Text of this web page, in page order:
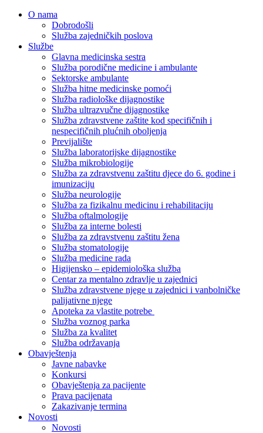
O nama
Dobrodošli
Služba zajedničkih poslova
Službe
Glavna medicinska sestra
Služba porodične medicine i ambulante
Sektorske ambulante
Služba hitne medicinske pomoći
Služba radiološke dijagnostike
Služba ultrazvučne dijagnostike
Služba zdravstvene zaštite kod specifičnih i
nespecifičnih plućnih oboljenja
Previjalište
Služba laboratorijske dijagnostike
Služba mikrobiologije
Služba za zdravstvenu zaštitu djece do 6. godine i
imunizaciju
Služba neurologije
Služba za fizikalnu medicinu i rehabilitaciju
Služba oftalmologije
Služba za interne bolesti
Služba za zdravstvenu zaštitu žena
Služba stomatologije
Služba medicine rada
Higijensko – epidemiološka služba
Centar za mentalno zdravlje u zajednici
Služba zdravstvene njege u zajednici i vanbolničke
palijativne njege
Apoteka za vlastite potrebe
Služba voznog parka
Služba za kvalitet
Služba održavanja
Obavještenja
Javne nabavke
Konkursi
Obavještenja za pacijente
Prava pacijenata
Zakazivanje termina
Novosti
Novosti